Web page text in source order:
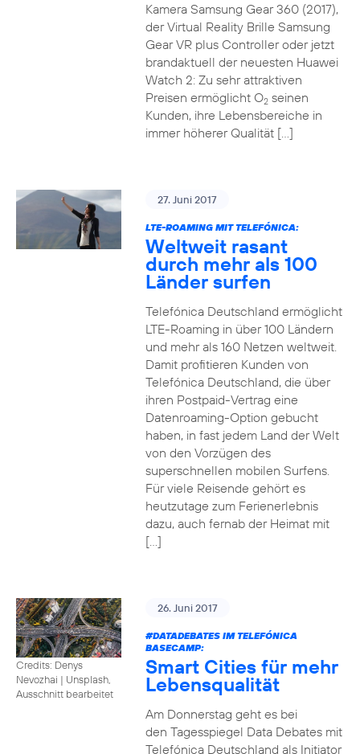
Kamera Samsung Gear 360 (2017),
der Virtual Reality Brille Samsung
Gear VR plus Controller oder jetzt
brandaktuell der neuesten Huawei
Watch 2: Zu sehr attraktiven
Preisen ermöglicht O2seinen
Kunden, ihre Lebensbereiche in
immer höherer Qualität […]
27. Juni 2017
LTE-ROAMING MIT TELEFÓNICA:
Weltweit rasant
durch mehr als 100
Länder surfen
Telefónica Deutschland ermöglicht
LTE-Roaming in über 100 Ländern
und mehr als 160 Netzen weltweit.
Damit profitieren Kunden von
Telefónica Deutschland, die über
ihren Postpaid-Vertrag eine
Datenroaming-Option gebucht
haben, in fast jedem Land der Welt
von den Vorzügen des
superschnellen mobilen Surfens.
Für viele Reisende gehört es
heutzutage zum Ferienerlebnis
dazu, auch fernab der Heimat mit
[…]
Credits: Denys
Nevozhai | Unsplash,
Ausschnitt bearbeitet
26. Juni 2017
#DATADEBATESIM TELEFÓNICA
BASECAMP:
Smart Cities für mehr
Lebensqualität
Am Donnerstag geht es bei
den Tagesspiegel Data Debates mit
Telefónica Deutschland als Initiator